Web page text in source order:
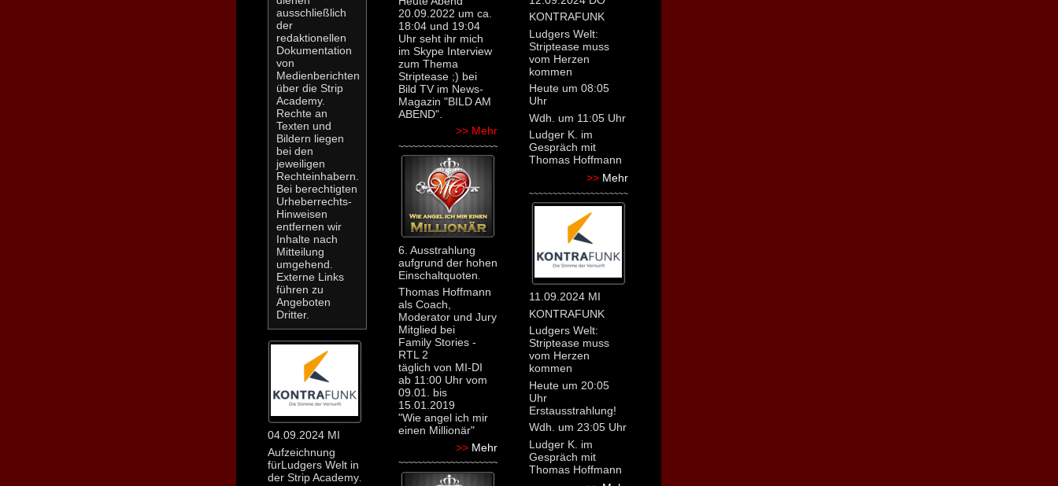
ausschließlich
der
redaktionellen
Dokumentation
von
Medienberichten
über die Strip
Academy.
Rechte an
Texten und
Bildern liegen
bei den
jeweiligen
Rechteinhabern.
Bei berechtigten
Urheberrechts-
Hinweisen
entfernen wir
Inhalte nach
Mitteilung
umgehend.
Externe Links
führen zu
Angeboten
Dritter.
04.09.2024 MI
Aufzeichnung
fürLudgers Welt in
der Strip Academy
20.09.2022 um ca.
18:04 und 19:04
Uhr seht ihr mich
im Skype Interview
zum Thema
Striptease ;) bei
Bild TV im News-
Magazin "BILD AM
ABEND".
>> Mehr
~~~~~~~~~~~~~~~~~~~~~
6. Ausstrahlung
aufgrund der hohen
Einschaltquoten
Thomas Hoffmann
als Coach,
Moderator und Jury
Mitglied bei
Family Stories -
RTL 2
täglich von MI-DI
ab 11:00 Uhr vom
09.01. bis
15.01.2019
"Wie angel ich mir
einen Millionär"
>> Mehr
~~~~~~~~~~~~~~~~~~~~~
KONTRAFUNK
Ludgers Welt:
Striptease muss
vom Herzen
kommen
Heute um 08:05
Uhr
Wdh. um 11:05 Uhr
Ludger K. im
Gespräch mit
Thomas Hoffmann
>> Mehr
~~~~~~~~~~~~~~~~~~~~~
11.09.2024 MI
KONTRAFUNK
Ludgers Welt:
Striptease muss
vom Herzen
kommen
Heute um 20:05
Uhr
Erstausstrahlung!
Wdh. um 23:05 Uhr
Ludger K. im
Gespräch mit
Thomas Hoffmann